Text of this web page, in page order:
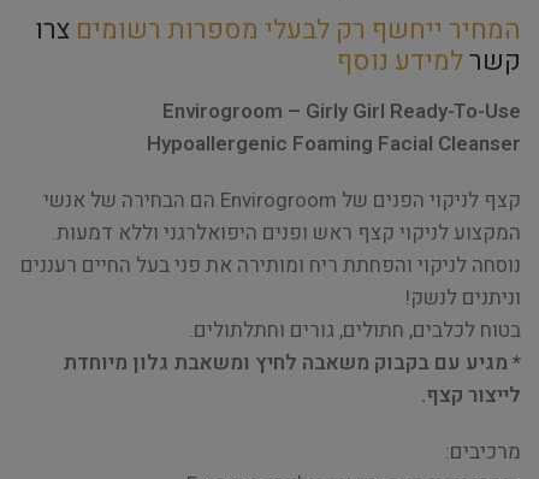
המחיר ייחשף רק לבעלי מספרות רשומים צרו
קשרלמידע נוסף
Envirogroom – Girly Girl Ready-To-Use
Hypoallergenic Foaming Facial Cleanser
קצף לניקוי הפנים של Envirogroom הם הבחירה של אנשי
המקצוע לניקוי קצף ראש ופנים היפואלרגני וללא דמעות.
נוסחה לניקוי והפחתת ריח ומותירה את פני בעל החיים רעננים
וניתנים לנשק!
בטוח לכלבים, חתולים, גורים וחתלתולים.
* מגיע עם בקבוק משאבה לחיץ ומשאבת גלון מיוחדת
לייצור קצף.
מרכיבים: